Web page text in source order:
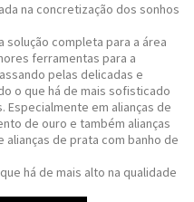
na concretização dos sonhos
solução completa para a área
ferramentas para a
pelas delicadas e
o que há de mais sofisticado
Especialmente em alianças de
de ouro e também alianças
de prata com banho de
há de mais alto na qualidade